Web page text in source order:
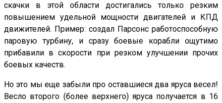
скачки в этой области достигались только резким
повышением удельной мощности двигателей и КПД
движителей. Пример: создал Парсонс работоспособную
паровую турбину, и сразу боевые корабли ощутимо
прибавили в скорости при резком улучшении прочих
боевых качеств.
Но это мы еще забыли про оставшиеся два яруса весел!
Весло второго (более верхнего) яруса получается в 16